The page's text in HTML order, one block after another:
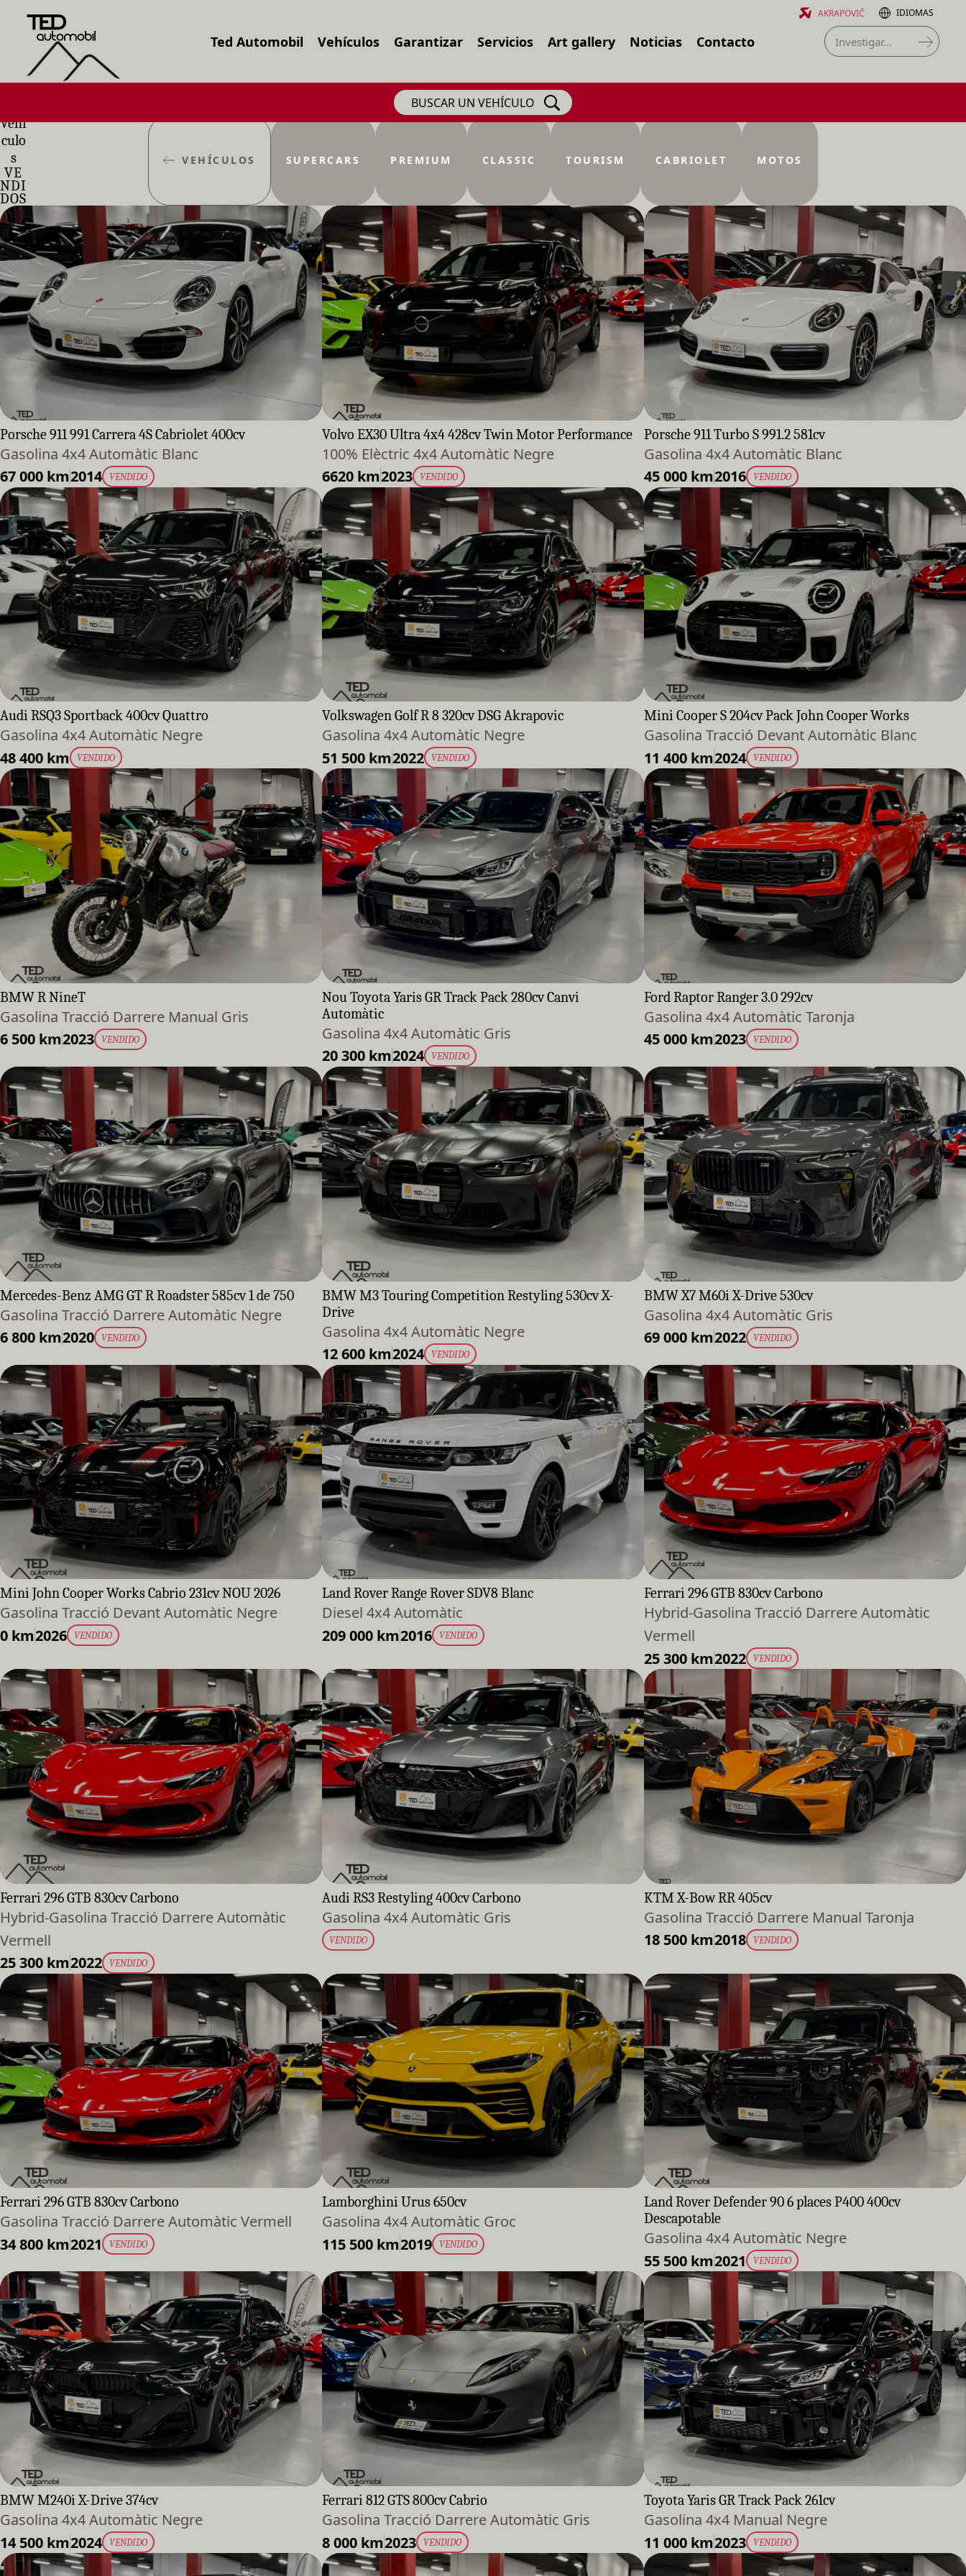
Ted Automobil Vehículos Garantizar Servicios Art gallery Noticias Contacto
IDIOMAS
AKRAPOVIČ
BUSCAR UN VEHÍCULO
Vehí
culo
s
VE
NDI
DOS
VEHÍCULOS SUPERCARS PREMIUM CLASSIC TOURISM CABRIOLET MOTOS
Porsche 911 991 Carrera 4S Cabriolet 400cv
Gasolina 4x4 Automàtic Blanc
67 000 km2014 VENDIDO
Volvo EX30 Ultra 4x4 428cv Twin Motor Performance
100% Elèctric 4x4 Automàtic Negre
6620 km2023 VENDIDO
Porsche 911 Turbo S 991.2 581cv
Gasolina 4x4 Automàtic Blanc
45 000 km2016 VENDIDO
Audi RSQ3 Sportback 400cv Quattro
Gasolina 4x4 Automàtic Negre
48 400 km
VENDIDO
Volkswagen Golf R 8 320cv DSG Akrapovic
Gasolina 4x4 Automàtic Negre
51 500 km2022 VENDIDO
Mini Cooper S 204cv Pack John Cooper Works
Gasolina Tracció Devant Automàtic Blanc
11 400 km2024 VENDIDO
BMW R NineT
Gasolina Tracció Darrere Manual Gris
6 500 km2023 VENDIDO
Nou Toyota Yaris GR Track Pack 280cv Canvi
Automàtic
Gasolina 4x4 Automàtic Gris
20 300 km2024 VENDIDO
Ford Raptor Ranger 3.0 292cv
Gasolina 4x4 Automàtic Taronja
45 000 km2023 VENDIDO
Mercedes-Benz AMG GT R Roadster 585cv 1 de 750
Gasolina Tracció Darrere Automàtic Negre
6 800 km2020 VENDIDO
BMW M3 Touring Competition Restyling 530cv X-
Drive
Gasolina 4x4 Automàtic Negre
12 600 km2024 VENDIDO
BMW X7 M60i X-Drive 530cv
Gasolina 4x4 Automàtic Gris
69 000 km2022 VENDIDO
Mini John Cooper Works Cabrio 231cv NOU 2026
Gasolina Tracció Devant Automàtic Negre
0 km2026 VENDIDO
Land Rover Range Rover SDV8 Blanc
Diesel 4x4 Automàtic
209 000 km2016 VENDIDO
Ferrari 296 GTB 830cv Carbono
Hybrid-Gasolina Tracció Darrere Automàtic
Vermell
25 300 km2022 VENDIDO
Ferrari 296 GTB 830cv Carbono
Hybrid-Gasolina Tracció Darrere Automàtic
Vermell
25 300 km2022 VENDIDO
Audi RS3 Restyling 400cv Carbono
Gasolina 4x4 Automàtic Gris
VENDIDO
KTM X-Bow RR 405cv
Gasolina Tracció Darrere Manual Taronja
18 500 km2018 VENDIDO
Ferrari 296 GTB 830cv Carbono
Gasolina Tracció Darrere Automàtic Vermell
34 800 km2021 VENDIDO
Lamborghini Urus 650cv
Gasolina 4x4 Automàtic Groc
115 500 km2019 VENDIDO
Land Rover Defender 90 6 places P400 400cv
Descapotable
Gasolina 4x4 Automàtic Negre
55 500 km2021 VENDIDO
BMW M240i X-Drive 374cv
Gasolina 4x4 Automàtic Negre
14 500 km2024 VENDIDO
Ferrari 812 GTS 800cv Cabrio
Gasolina Tracció Darrere Automàtic Gris
8 000 km2023 VENDIDO
Toyota Yaris GR Track Pack 261cv
Gasolina 4x4 Manual Negre
11 000 km2023 VENDIDO